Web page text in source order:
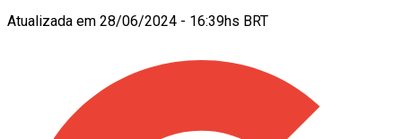
Atualizada em 28/06/2024 - 16:39hs BRT